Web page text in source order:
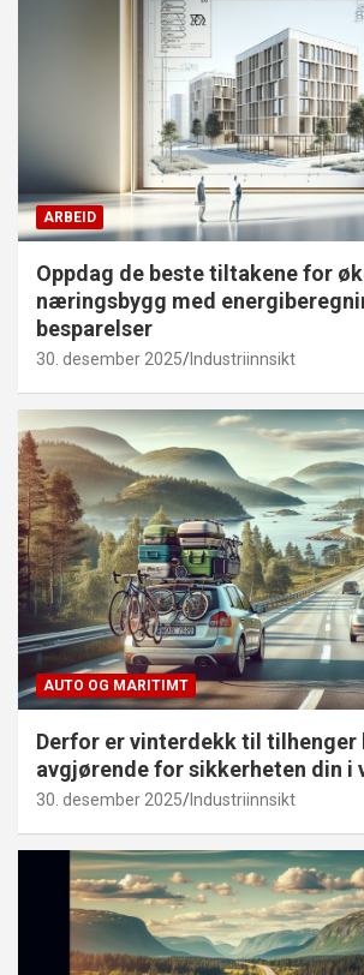
ARBEID
Oppdag de beste tiltakene for
næringsbygg med
besparelser
30. desember 2025 Industriinnsikt
AUTO OG MARITIMT
Derfor er vinterdekk til tilhenger
avgjørende for sikkerheten din i
30. desember 2025 Industriinnsikt